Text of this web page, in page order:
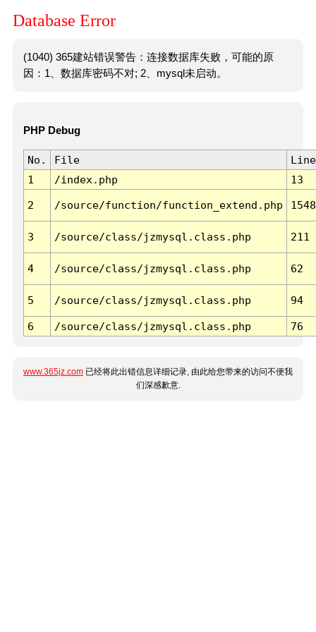
Database Error
(1040) 365建站错误警告：连接数据库失败，可能的原
因：1、数据库密码不对; 2、mysql未启动。
PHP Debug
No. File
Line
1
/index.php 13
2 /source/function/function_extend.php 1548
3 /source/class/jzmysql.class.php 211
4 /source/class/jzmysql.class.php 62
5 /source/class/jzmysql.class.php 94
6 /source/class/jzmysql.class.php 76
www.365jz.com 已经将此出错信息详细记录, 由此给您带来的访问不便我
们深感歉意.